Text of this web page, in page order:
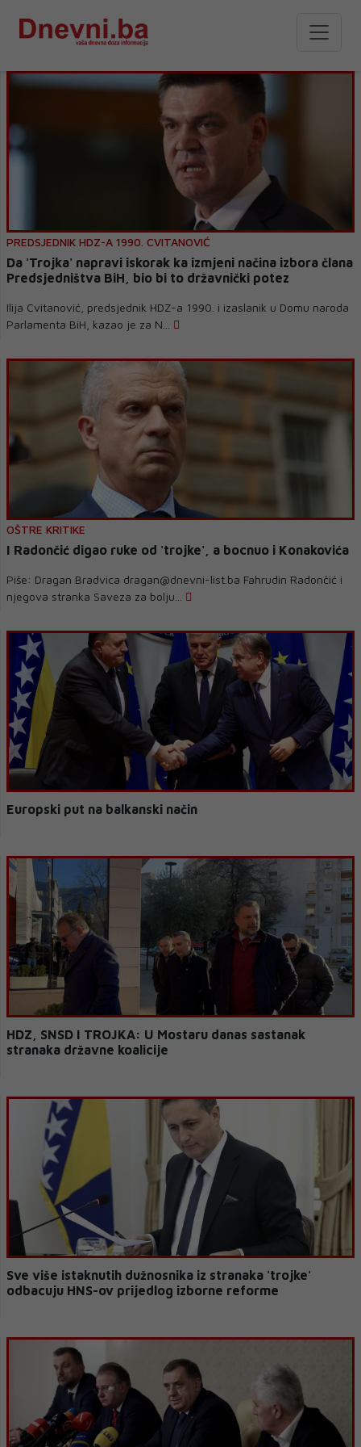
PREDSJEDNIK HDZ-A 1990. CVITANOVIĆ
Da 'Trojka' napravi iskorak ka izmjeni načina izbora člana
Predsjedništva BiH, bio bi to državnički potez
Ilija Cvitanović, predsjednik HDZ-a 1990. i izaslanik u Domu naroda
Parlamenta BiH, kazao je za N...
OŠTRE KRITIKE
I Radončić digao ruke od 'trojke', a bocnuo i Konakovića
Piše: Dragan Bradvica dragan@dnevni-list.ba Fahrudin Radončić i
njegova stranka Saveza za bolju...
Europski put na balkanski način
HDZ, SNSD I TROJKA: U Mostaru danas sastanak
stranaka državne koalicije
Sve više istaknutih dužnosnika iz stranaka 'trojke'
odbacuju HNS-ov prijedlog izborne reforme